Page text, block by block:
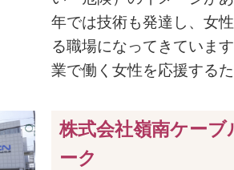
年では技術も発達し、女
る職場になってきていま
業で働く女性を応援する
株式会社嶺南ケー
ーク